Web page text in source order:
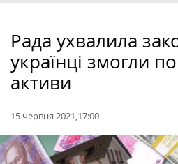
Рада ухвалила
українці змогли
активи
15 червня 2021,17:00